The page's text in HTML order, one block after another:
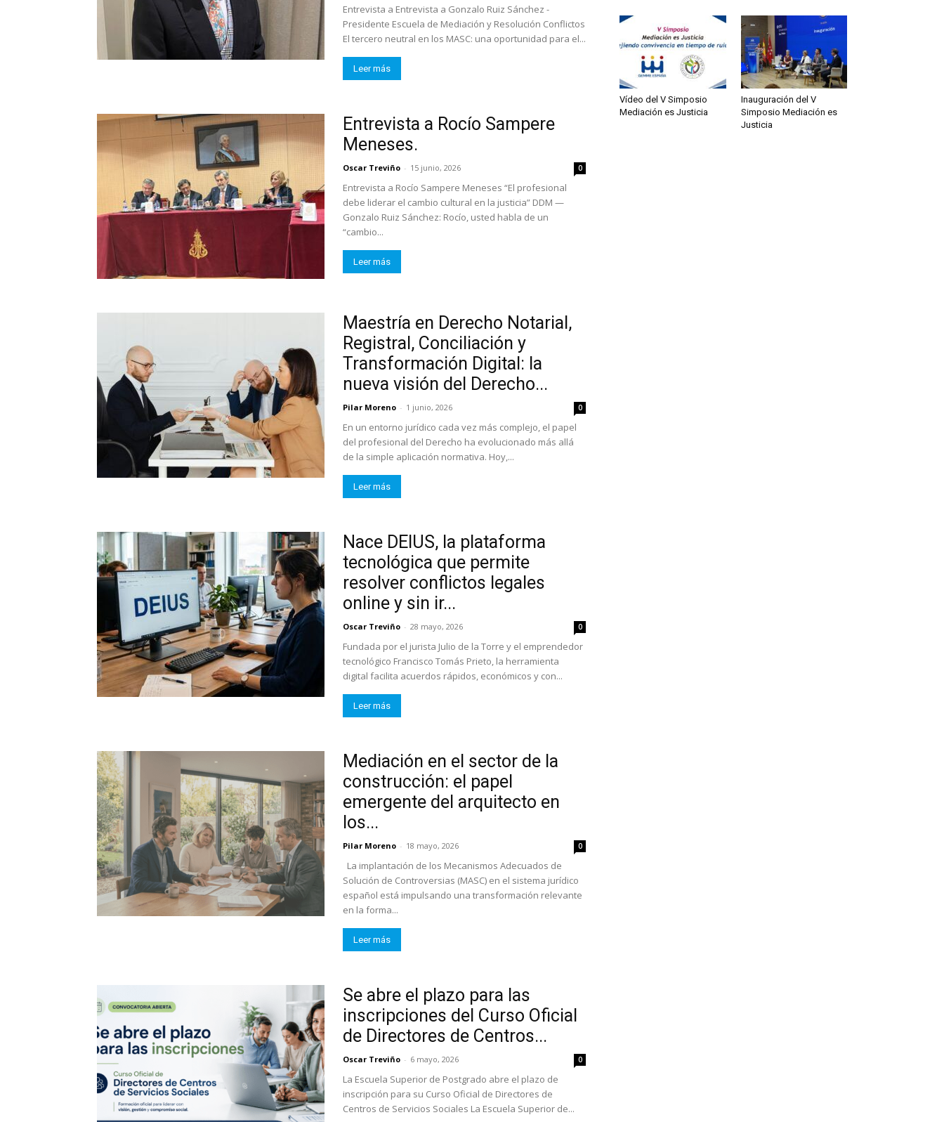
Entrevista a Entrevista a Gonzalo Ruiz Sánchez -
Presidente Escuela de Mediación y Resolución Conflictos
El tercero neutral en los MASC: una oportunidad para el...
Leer más
Entrevista a Rocío Sampere
Meneses.
Oscar Treviño - 15 junio, 2026 0
Entrevista a Rocío Sampere Meneses “El profesional
debe liderar el cambio cultural en la justicia” DDM —
Gonzalo Ruiz Sánchez: Rocío, usted habla de un
“cambio...
Leer más
Maestría en Derecho Notarial,
Registral, Conciliación y
Transformación Digital: la
nueva visión del Derecho...
Pilar Moreno - 1 junio, 2026 0
En un entorno jurídico cada vez más complejo, el papel
del profesional del Derecho ha evolucionado más allá
de la simple aplicación normativa. Hoy,...
Leer más
Nace DEIUS, la plataforma
tecnológica que permite
resolver conflictos legales
online y sin ir...
Oscar Treviño - 28 mayo, 2026 0
Fundada por el jurista Julio de la Torre y el emprendedor
tecnológico Francisco Tomás Prieto, la herramienta
digital facilita acuerdos rápidos, económicos y con...
Leer más
Mediación en el sector de la
construcción: el papel
emergente del arquitecto en
los...
Pilar Moreno - 18 mayo, 2026 0
La implantación de los Mecanismos Adecuados de
Solución de Controversias (MASC) en el sistema jurídico
español está impulsando una transformación relevante
en la forma...
Leer más
Se abre el plazo para las
inscripciones del Curso Oficial
de Directores de Centros...
Oscar Treviño - 6 mayo, 2026 0
La Escuela Superior de Postgrado abre el plazo de
inscripción para su Curso Oficial de Directores de
Centros de Servicios Sociales La Escuela Superior de...
Vídeo del V Simposio
Mediación es Justicia
Inauguración del V
Simposio Mediación es
Justicia